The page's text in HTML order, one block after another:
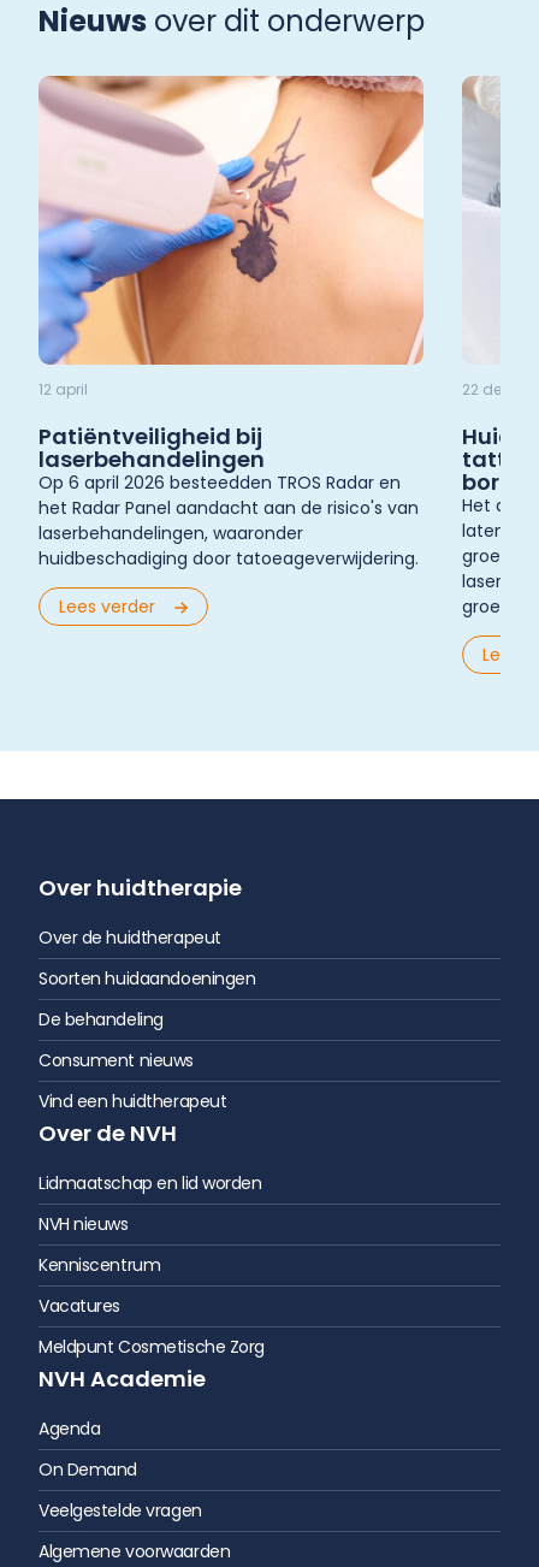
Nieuws over dit onderwerp
12 april
Patiëntveiligheid bij
laserbehandelingen
Op 6 april 2026 besteedden TROS Radar en
het Radar Panel aandacht aan de risico's van
laserbehandelingen, waaronder
huidbeschadiging door tatoeageverwijdering.
Lees verder
22
Het
laten
groeit
groei
Lees
Over huidtherapie
Over de huidtherapeut
Soorten huidaandoeningen
De behandeling
Consument nieuws
Vind een huidtherapeut
Over de NVH
Lidmaatschap en lid worden
NVH nieuws
Kenniscentrum
Vacatures
Meldpunt Cosmetische Zorg
NVH Academie
Agenda
On Demand
Veelgestelde vragen
Algemene voorwaarden